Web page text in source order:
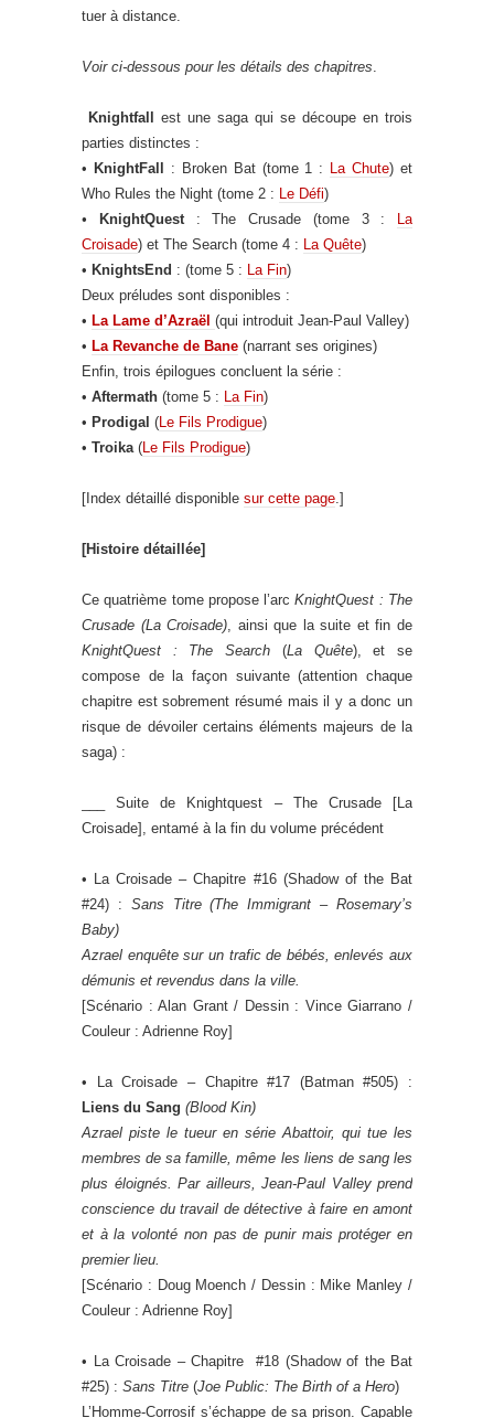
tuer à distance.
Voir ci-dessous pour les détails des chapitres.
Knightfall
est une saga qui se découpe en trois
parties distinctes :
• KnightFall : Broken Bat (tome 1 : La Chute) et
Who Rules the Night (tome 2 : Le Défi)
•
KnightQuest: The Crusade (tome 3 :
La
Croisade) et The Search (tome 4 : La Quête)
• KnightsEnd : (tome 5 : La Fin)
Deux préludes sont disponibles :
• La Lame d’Azraël (qui introduit Jean-Paul Valley)
• La Revanche de Bane (narrant ses origines)
Enfin, trois épilogues concluent la série :
• Aftermath (tome 5 : La Fin)
• Prodigal (Le Fils Prodigue)
• Troika(Le Fils Prodigue)
[Index détaillé disponible sur cette page.]
[Histoire détaillée]
Ce quatrième tome propose l’arcKnightQuest : The
Crusade (La Croisade), ainsi que la suite et fin de
KnightQuest : The Search (La Quête), et se
compose de la façon suivante (attention chaque
chapitre est sobrement résumé mais il y a donc un
risque de dévoiler certains éléments majeurs de la
saga) :
___ Suite de Knightquest – The Crusade [La
Croisade], entamé à la fin du volume précédent
• La Croisade – Chapitre #16 (Shadow of the Bat
#24) : Sans Titre(The Immigrant – Rosemary’s
Baby)
Azrael enquête sur un trafic de bébés, enlevés aux
démunis et revendus dans la ville.
[Scénario : Alan Grant / Dessin : Vince Giarrano /
Couleur : Adrienne Roy]
• La Croisade – Chapitre #17 (Batman #505) :
Liens du Sang (Blood Kin)
Azrael piste le tueur en série Abattoir, qui tue les
membres de sa famille, même les liens de sang les
plus éloignés. Par ailleurs, Jean-Paul Valley prend
conscience du travail de détective à faire en amont
et à la volonté non pas de punir mais protéger en
premier lieu.
[Scénario : Doug Moench / Dessin : Mike Manley /
Couleur : Adrienne Roy]
• La Croisade – Chapitre #18 (Shadow of the Bat
#25) : Sans Titre (Joe Public: The Birth of a Hero)
L’Homme-Corrosif s’échappe de sa prison. Capable